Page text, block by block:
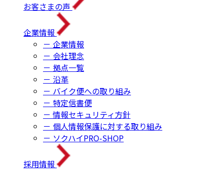
お客さまの声
企業情報
－ 企業情報
－ 会社理念
－ 拠点一覧
－ 沿革
－ バイク便への取り組み
－ 特定信書便
－ 情報セキュリティ方針
－ 個人情報保護に対する取り組み
－ ソクハイPRO-SHOP
採用情報